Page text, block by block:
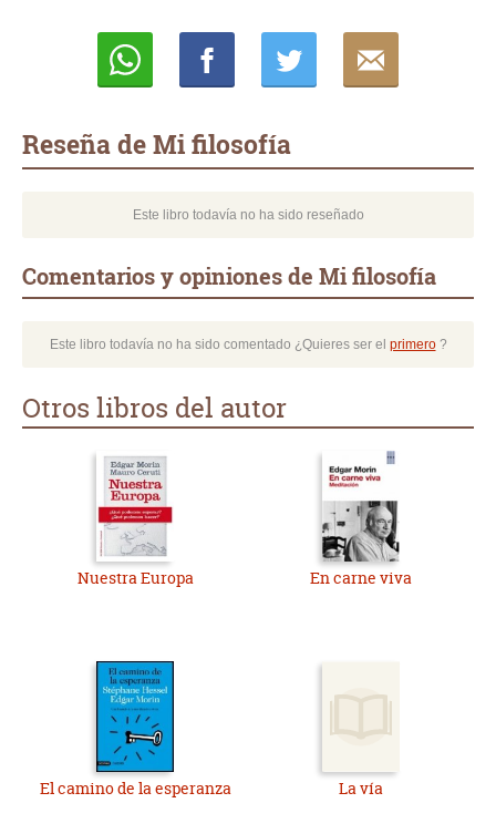
Reseña de Mi filosofía
Este libro todavía no ha sido reseñado
Comentarios y opiniones de Mi filosofía
Este libro todavía no ha sido comentado ¿Quieres ser el primero?
Otros libros del autor
Nuestra Europa En carne viva
El camino de la esperanza La vía